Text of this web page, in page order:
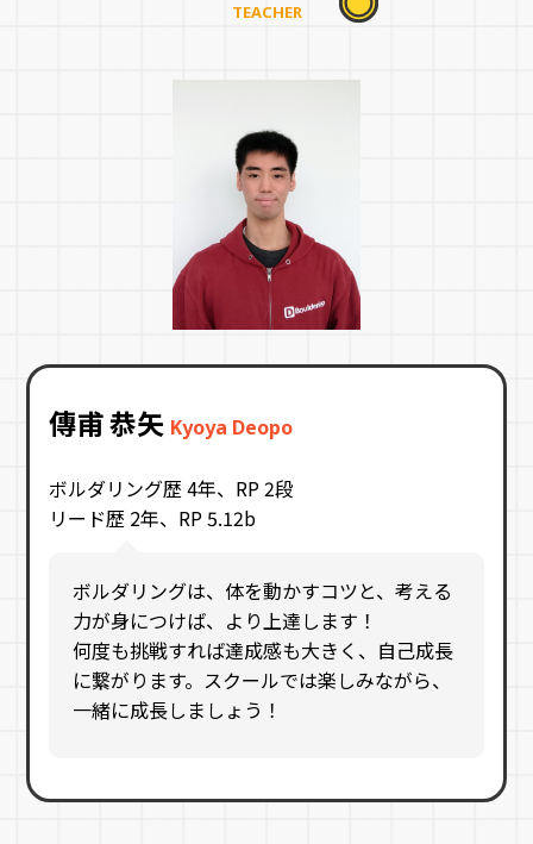
TEACHER
傳甫 恭矢 Kyoya Deopo
ボルダリング歴 4年、RP 2段
リード歴 2年、RP 5.12b
ボルダリングは、体を動かすコツと、考える
力が身につけば、より上達します！
何度も挑戦すれば達成感も大きく、自己成長
に繋がります。スクールでは楽しみながら、
一緒に成長しましょう！